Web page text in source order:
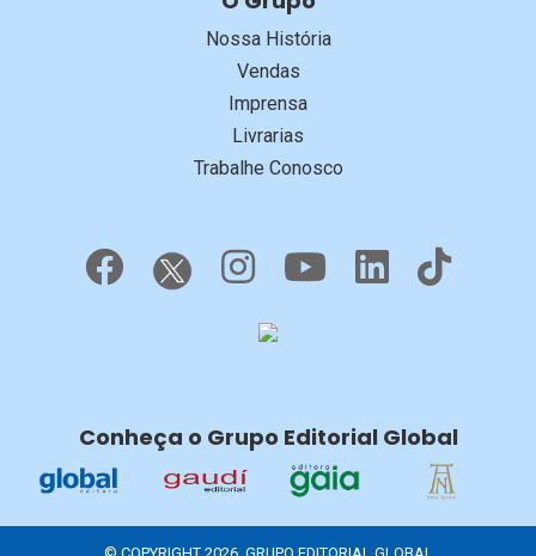
Nossa História
Vendas
Imprensa
Livrarias
Trabalhe Conosco
Conheça o Grupo Editorial Global
© COPYRIGHT 2026, GRUPO EDITORIAL GLOBAL